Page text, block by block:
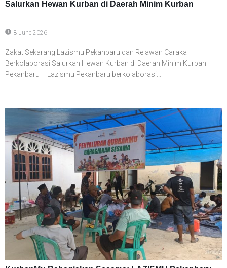
Salurkan Hewan Kurban di Daerah Minim Kurban
8 June 2026
Zakat Sekarang Lazismu Pekanbaru dan Relawan Caraka
Berkolaborasi Salurkan Hewan Kurban di Daerah Minim Kurban
Pekanbaru – Lazismu Pekanbaru berkolaborasi...